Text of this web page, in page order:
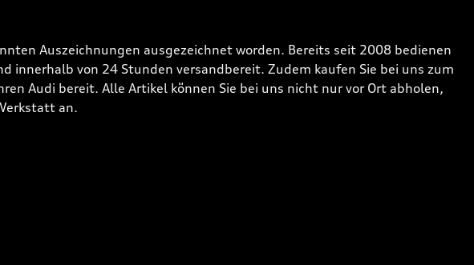
Auszeichnungen ausgezeichnet worden. Bereits seit 2008 bedienen
innerhalb von 24 Stunden versandbereit. Zudem kaufen Sie bei uns zum
Audi bereit. Alle Artikel können Sie bei uns nicht nur vor Ort abholen,
an.